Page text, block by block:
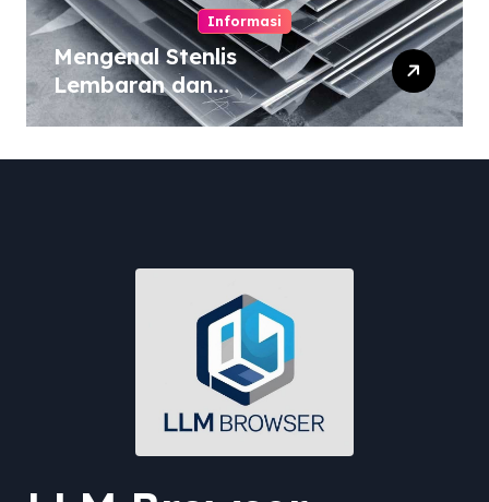
Informasi
Mengenal Stenlis
Lembaran dan
Komposisinya